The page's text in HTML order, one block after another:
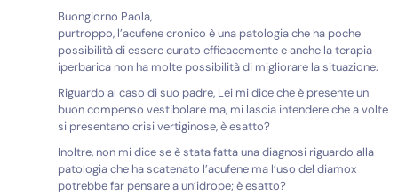
Buongiorno Paola,
purtroppo, l’acufene cronico è una patologia che ha poche
possibilità di essere curato efficacemente e anche la terapia
iperbarica non ha molte possibilità di migliorare la situazione.
Riguardo al caso di suo padre, Lei mi dice che è presente un
buon compenso vestibolare ma, mi lascia intendere che a volte
si presentano crisi vertiginose, è esatto?
Inoltre, non mi dice se è stata fatta una diagnosi riguardo alla
patologia che ha scatenato l’acufene ma l’uso del diamox
potrebbe far pensare a un’idrope; è esatto?